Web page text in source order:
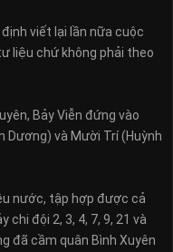
viết lại lần nữa cuộc
liệu chứ không phải theo
Bảy Viễn đứng vào
Dương) và Mười Trí (Huỳnh
nước, tập hợp được cả
chi đội 2, 3, 4, 7, 9, 21 và
đã cầm quân Bình Xuyên